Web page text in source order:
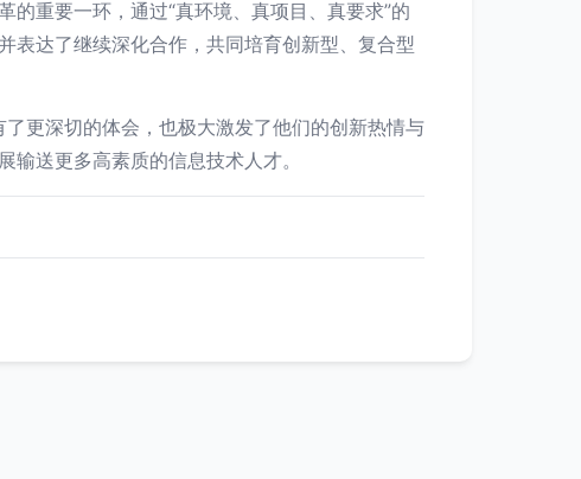
重要一环，通过“真环境、真项目、真要求”的
表达了继续深化合作，共同培育创新型、复合型
更深切的体会，也极大激发了他们的创新热情与
送更多高素质的信息技术人才。